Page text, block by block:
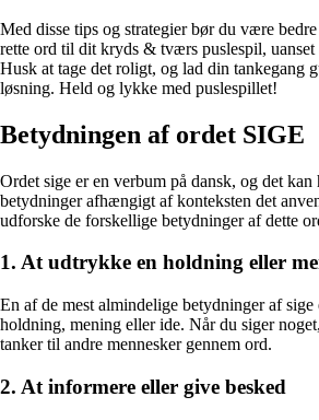
Med disse tips og strategier bør du være
rette ord til dit kryds & tværs puslespil, uanset
Husk at tage det roligt, og lad din tankegang
løsning. Held og lykke med puslespillet!
Betydningen af ordet SIGE
Ordet sige er en verbum på dansk, og det
betydninger afhængigt af konteksten det
udforske de forskellige betydninger af dette
1. At udtrykke en holdning eller
En af de mest almindelige betydninger af sige
holdning, mening eller ide. Når du siger
tanker til andre mennesker gennem ord.
2. At informere eller give besked